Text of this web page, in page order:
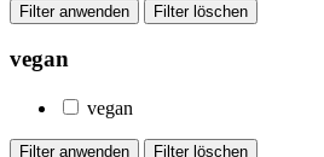
vegan
vegan